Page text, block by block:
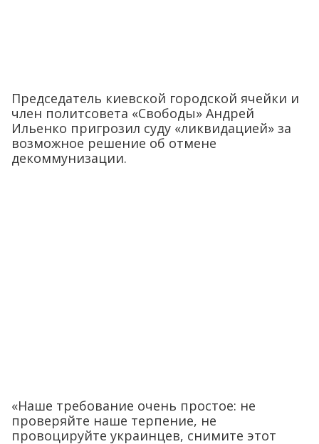
Председатель киевской городской ячейки и
член политсовета «Свободы» Андрей
Ильенко пригрозил суду «ликвидацией» за
возможное решение об отмене
декоммунизации.
«Наше требование очень простое: не
проверяйте наше терпение, не
провоцируйте украинцев, снимите этот